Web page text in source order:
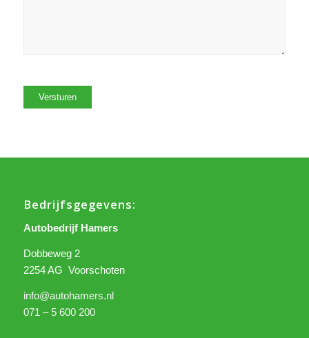
Versturen
Bedrijfsgegevens:
Autobedrijf Hamers
Dobbeweg 2
2254 AG Voorschoten
info@autohamers.nl
071 – 5 600 200